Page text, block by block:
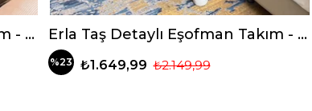
Erla Taş Detaylı Eşofman Takım - Bordo Erla Taş Detaylı Eşofman Takım - Siyah (ÖN SİPARİŞ)
%23 ₺1.649,99 ₺2.149,99